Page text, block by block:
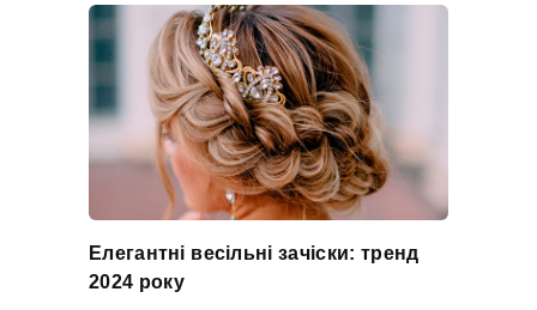
Елегантні весільні зачіски: тренд
2024 року